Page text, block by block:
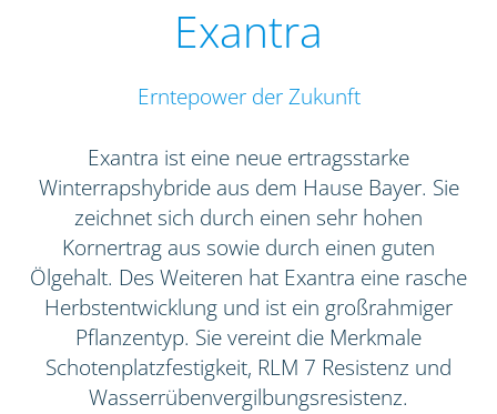
Exantra
Erntepower der Zukunft
Exantra ist eine neue ertragsstarke
Winterrapshybride aus dem Hause Bayer. Sie
zeichnet sich durch einen sehr hohen
Kornertrag aus sowie durch einen guten
Ölgehalt. Des Weiteren hat Exantra eine rasche
Herbstentwicklung und ist ein großrahmiger
Pflanzentyp. Sie vereint die Merkmale
Schotenplatzfestigkeit, RLM 7 Resistenz und
Wasserrübenvergilbungsresistenz.